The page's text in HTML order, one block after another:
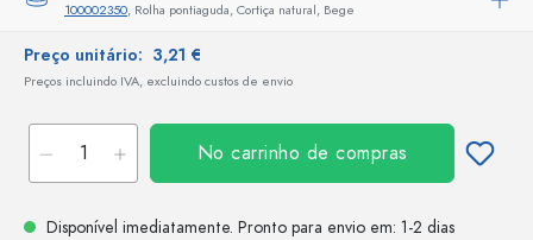
100002350, Rolha pontiaguda, Cortiça natural, Bege
Preço unitário: 3,21 €
Preços incluindo IVA, excluindo custos de envio
No carrinho de compras
Disponível imediatamente. Pronto para envio em: 1-2 dias